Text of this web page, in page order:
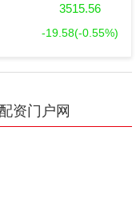
3515.56
-19.58(-0.55%)
资门户网